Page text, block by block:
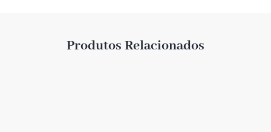
Produtos Relacionados